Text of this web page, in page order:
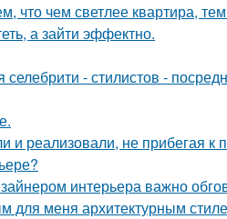
что чем светлее квартира,
а зайти эффектно.
- стилистов -
и реализовали, не прибегая к
интерьера важно
для меня архитектурным